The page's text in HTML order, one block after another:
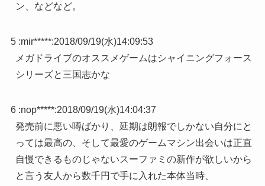
ン、などなど。
5 :mir*****:2018/09/19(水)14:09:53
メガドライブのオススメゲームはシャイニングフォース
シリーズと三国志かな
6 :nop*****:2018/09/19(水)14:04:37
発売前に悪い噂ばかり、延期は朗報でしかない自分にと
っては最高の、そして最愛のゲームマシン出会いは正直
自慢できるものじゃないスーファミの新作が欲しいから
と言う友人から数千円で手に入れた本体当時、